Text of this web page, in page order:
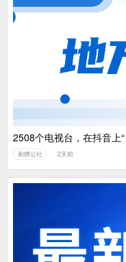
2508个电视台，在抖音上“
刺猬公社 2天前